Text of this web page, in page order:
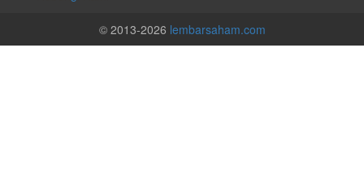
© 2013-2026 lembarsaham.com